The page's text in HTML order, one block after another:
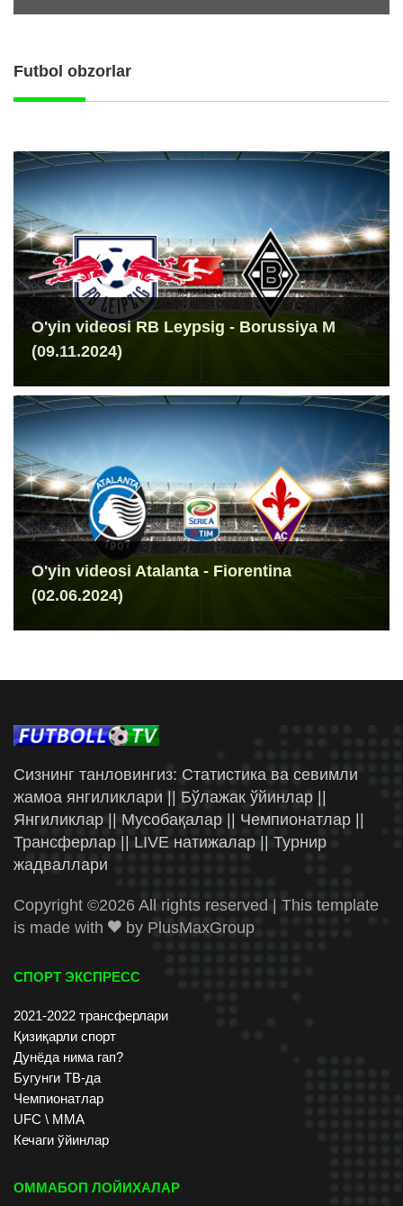
Futbol obzorlar
O'yin videosi RB Leypsig - Borussiya M
(09.11.2024)
O'yin videosi Atalanta - Fiorentina
(02.06.2024)
Сизнинг танловингиз: Статистика ва севимли
жамоа янгиликлари || Бўлажак ўйинлар ||
Янгиликлар || Мусобақалар || Чемпионатлар ||
Трансферлар || LIVE натижалар || Турнир
жадваллари
Copyright ©2026 All rights reserved | This template
is made with
by PlusMaxGroup
СПОРТ ЭКСПРЕСС
2021-2022 трансферлари
Қизиқарли спорт
Дунёда нима гап?
Бугунги ТВ-да
Чемпионатлар
UFC \ ММА
Кечаги ўйинлар
ОММАБОП ЛОЙИХАЛАР